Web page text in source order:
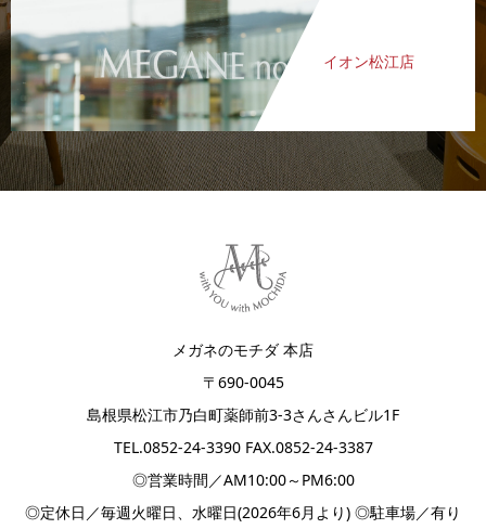
イオン松江店
メガネのモチダ 本店
〒690-0045
島根県松江市乃白町薬師前3-3さんさんビル1F
TEL.0852-24-3390FAX.0852-24-3387
◎営業時間／AM10:00～PM6:00
◎定休日／毎週火曜日、水曜日(2026年6月より) ◎駐車場／有り